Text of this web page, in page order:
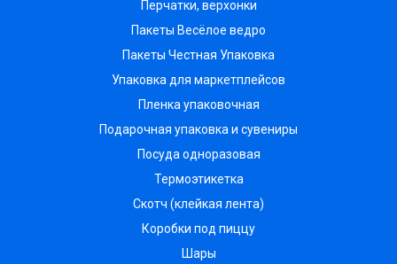
Перчатки, верхонки
Пакеты Весёлое ведро
Пакеты Честная Упаковка
Упаковка для маркетплейсов
Пленка упаковочная
Подарочная упаковка и сувениры
Посуда одноразовая
Термоэтикетка
Скотч (клейкая лента)
Коробки под пиццу
Шары